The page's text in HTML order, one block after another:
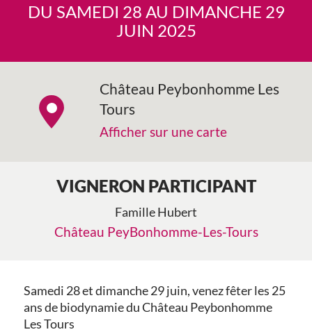
DU SAMEDI 28 AU DIMANCHE 29
JUIN 2025
Château Peybonhomme Les
Tours
Afficher sur une carte
VIGNERON PARTICIPANT
Famille Hubert
Château PeyBonhomme-Les-Tours
Samedi 28 et dimanche 29 juin, venez fêter les 25
ans de biodynamie du Château Peybonhomme
Les Tours